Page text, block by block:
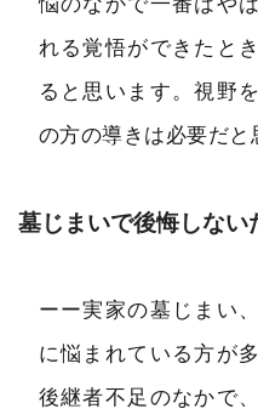
れる覚悟ができたと
ると思います。視野
の方の導きは必要だと
墓じまいで後悔しない
ーー実家の墓じまい
に悩まれている方が
後継者不足のなかで